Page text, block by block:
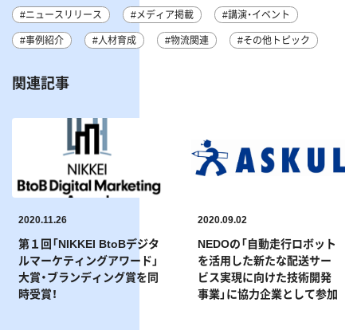
#ニュースリリース #メディア掲載 #講演・イベント
#事例紹介 #人材育成 #物流関連 #その他トピック
関連記事
2020.11.26
第１回「NIKKEI BtoBデジタ
ルマーケティングアワード」
大賞・ブランディング賞を同
時受賞！
2020.09.02
NEDOの「自動走行ロボット
を活用した新たな配送サー
ビス実現に向けた技術開発
事業」に協力企業として参加